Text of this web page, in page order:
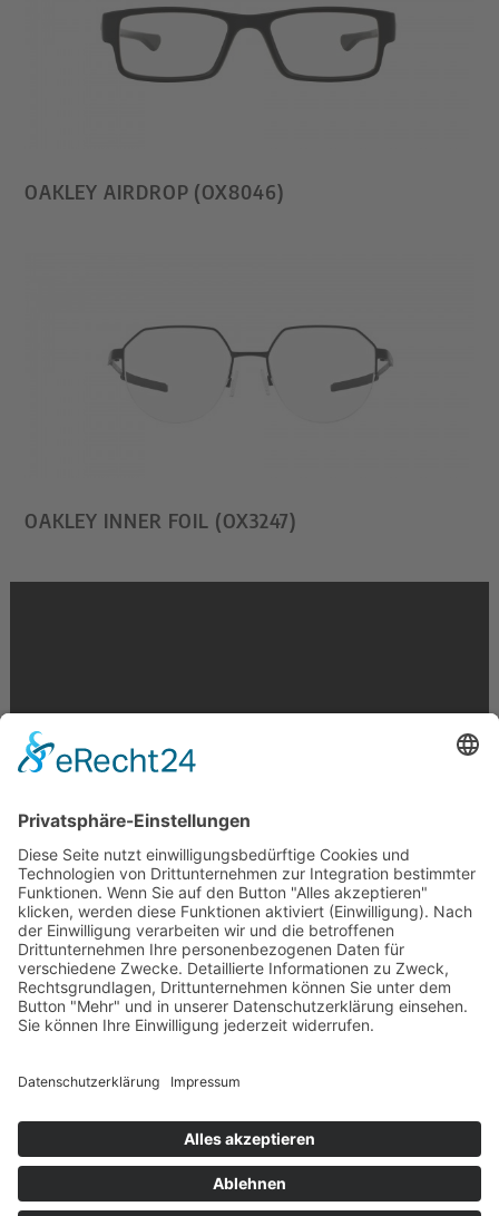
OAKLEY AIRDROP (OX8046)
OAKLEY INNER FOIL (OX3247)
Krahnstr. 17/18 | 49074 Osnabrück
Telefon: 0541 29746 | E-Mail:info@optikmeyer.de
Impressum|Datenschutz|Cookie-Einstellungen